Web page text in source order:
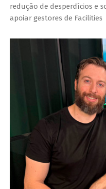
redução de desperdícios e
apoiar gestores de Facilities